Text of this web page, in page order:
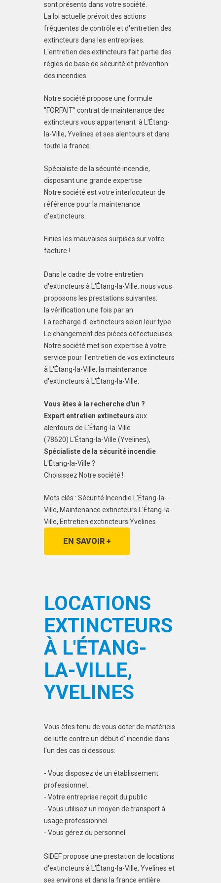
sont présents dans votre société.
La loi actuelle prévoit des actions
fréquentes de contrôle et d'entretien des
extincteurs dans les entreprises.
L'entretien des extincteurs fait partie des
règles de base de sécurité et prévention
des incendies.
Notre société propose une formule
"FORFAIT" contrat de maintenance des
extincteurs vous appartenant à L'Étang-
la-Ville, Yvelines et ses alentours et dans
toute la france.
Spécialiste de la sécurité incendie,
disposant une grande expertise
Notre société est votre interlocuteur de
référence pour la maintenance
d'extincteurs.
Finies les mauvaises surpises sur votre
facture !
Dans le cadre de votre entretien
d'extincteurs à L'Étang-la-Ville, nous vous
proposons les prestations suivantes:
la vérification une fois par an
La recharge d' extincteurs selon leur type.
Le changement des pièces défectueuses
Notre société met son expertise à votre
service pour l'entretien de vos extincteurs
à L'Étang-la-Ville, la maintenance
d'extincteurs à L'Étang-la-Ville.
Vous êtes à la recherche d'un ?
Expert entretien extincteurs aux
alentours de L'Étang-la-Ville
(78620) L'Étang-la-Ville (Yvelines),
Spécialiste de la sécurité incendie
L'Étang-la-Ville ?
Choisissez Notre société !
Mots clés : Sécurité Incendie L'Étang-la-
Ville, Maintenance extincteurs L'Étang-la-
Ville, Entretien exctincteurs Yvelines
EN SAVOIR +
LOCATIONS
EXTINCTEURS
À L'ÉTANG-
LA-VILLE,
YVELINES
Vous êtes tenu de vous doter de matériels
de lutte contre un début d' incendie dans
l'un des cas ci dessous:
- Vous disposez de un établissement
professionnel.
- Votre entreprise reçoit du public
- Vous utilisez un moyen de transport à
usage professionnel.
- Vous gérez du personnel.
SIDEF propose une prestation de locations
d'extincteurs à L'Étang-la-Ville, Yvelines et
ses environs et dans la france entière.